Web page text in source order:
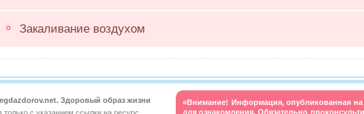
Закаливание воздухом
Здоровый образ жизни
«Внимание! Информация, опубликованная на
для ознакомления. Обязательно